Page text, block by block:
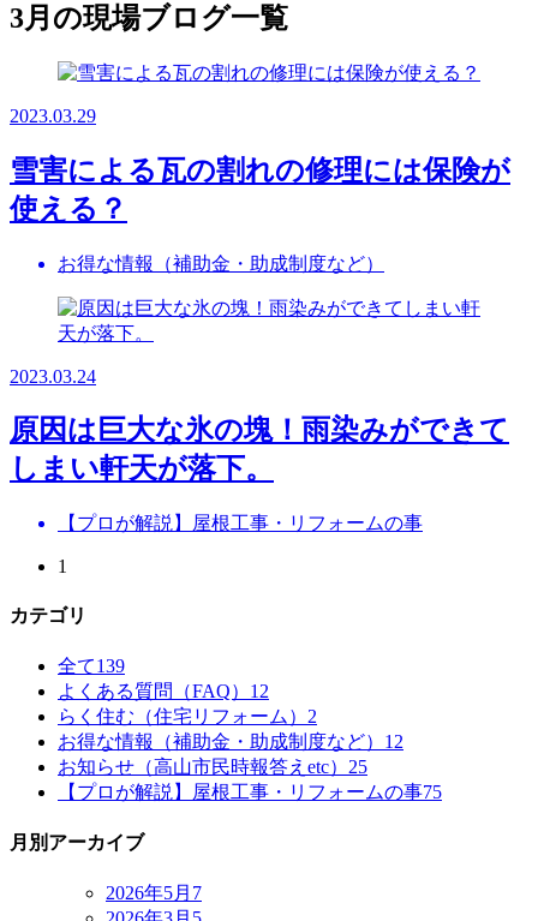
3月の現場ブログ一覧
2023.03.29
雪害による瓦の割れの修理には保険が
使える？
お得な情報（補助金・助成制度など）
2023.03.24
原因は巨大な氷の塊！雨染みができて
しまい軒天が落下。
【プロが解説】屋根工事・リフォームの事
1
カテゴリ
全て139
よくある質問（FAQ） 12
らく住む（住宅リフォーム） 2
お得な情報（補助金・助成制度など） 12
お知らせ（高山市民時報答えetc） 25
【プロが解説】屋根工事・リフォームの事75
月別アーカイブ
2026年5月 7